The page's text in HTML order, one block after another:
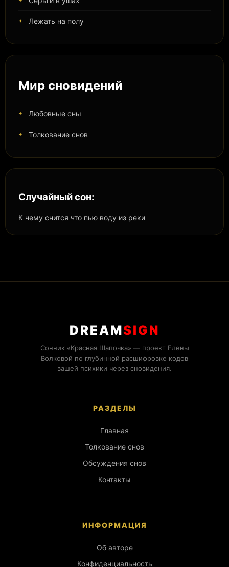
Лежать на полу
Мир сновидений
Любовные сны
Толкование снов
Случайный сон:
К чему снится что пью воду из реки
DREAMSIGN
Сонник «Красная Шапочка» — проект Елены
Волковой по глубинной расшифровке кодов
вашей психики через сновидения.
РАЗДЕЛЫ
Главная
Толкование снов
Обсуждения снов
Контакты
ИНФОРМАЦИЯ
Об авторе
Конфиденциальность